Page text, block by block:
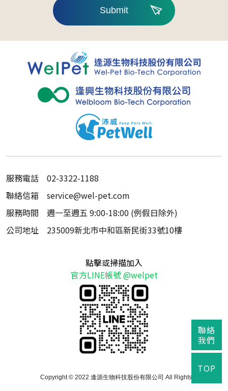
Submit
服務電話
02-3322-1188
聯絡信箱
service@wel-pet.com
服務時間
週一至週五 9:00-18:00 (例假日除外)
公司地址
235009新北市中和區新民街33號10樓
點擊或掃描加入
官方LINE帳號 @welpet
Copyright © 2022 逢源生物科技股份有限公司 All Rights Reserved.
聯絡
我們
TOP